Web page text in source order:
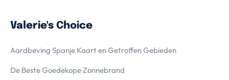
Valerie's Choice
Aardbeving Spanje Kaart en Getroffen Gebieden
De Beste Goedekope Zonnebrand